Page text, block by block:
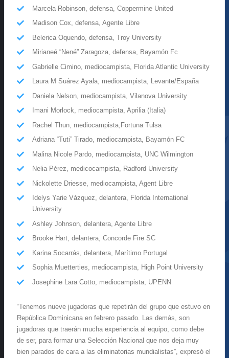
Marcela Robinson, defensa, Coppermine United
Madison Cox, defensa, Agente Libre
Belerica Oquendo, defensa, Troy University
Mirianeé “Nené” Zaragoza, defensa, Bayamón Fc
Gabrielle Cimino, mediocampista, Florida Atlantic University
Laura M Suárez Ayala, mediocampista, Levante/España
Daniela Nelson, mediocampista, Vilanova University
Imani Morlock, mediocampista, Aprilia (Italia)
Rachel Thun, mediocampista,Fortuna Tulsa
Adriana “Tuti” Tirado, mediocampista, Bayamón FC
Malina Nicole Pardo, mediocampista, UNC Wilmington
Nelia Pérez, medicocampista, Radford University
Nickolette Driesse, mediocampista, Agent Libre
Idelys Yarie Vázquez, delantera, Florida International
University
Ashley Johnson, delantera, Agente Libre
Brooke Hart, delantera, Concorde Fire SC
Karina Socarrás, delantera, Marítimo Portugal
Sophia Muetterties, mediocampista, High Point University
Josephine Lara Cotto, mediocampista, UPENN
“Tenemos nueve jugadoras que repetirán del grupo que estuvo en
República Dominicana en febrero pasado. Las demás, son
jugadoras que traerán mucha experiencia al equipo, como debe
de ser, para formar una Selección Nacional que nos deja muy
bien parados de cara a las eliminatorias mundialistas”, expresó el